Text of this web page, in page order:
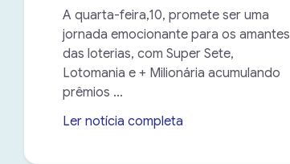
A quarta-feira,10, promete ser uma
jornada emocionante para os amantes
das loterias, com Super Sete,
Lotomania e + Milionária acumulando
prêmios ...
Ler notícia completa